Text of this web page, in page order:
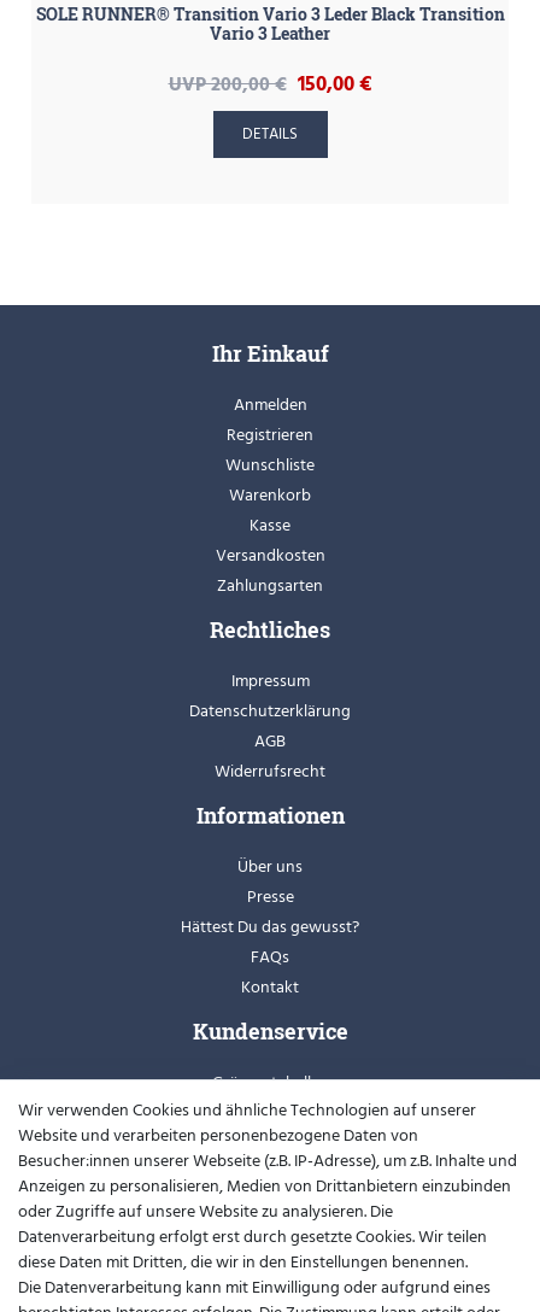
SOLE RUNNER® Transition Vario 3 Leder Black Transition
Vario 3 Leather
UVP 200,00 € 150,00 €
DETAILS
Ihr Einkauf
Anmelden
Registrieren
Wunschliste
Warenkorb
Kasse
Versandkosten
Zahlungsarten
Rechtliches
Impressum
Datenschutzerklärung
AGB
Widerrufsrecht
Informationen
Über uns
Presse
Hättest Du das gewusst?
FAQs
Kontakt
Kundenservice
Grössentabellen
Retoure
Schuhweiten
Youtube
Widerrufsformular
Kontakt
Wir verwenden Cookies und ähnliche Technologien auf unserer
Website und verarbeiten personenbezogene Daten von
Besucher:innen unserer Webseite (z.B. IP-Adresse), um z.B. Inhalte und
Anzeigen zu personalisieren, Medien von Drittanbietern einzubinden
oder Zugriffe auf unsere Website zu analysieren. Die
Datenverarbeitung erfolgt erst durch gesetzte Cookies. Wir teilen
diese Daten mit Dritten, die wir in den Einstellungen benennen.
Die Datenverarbeitung kann mit Einwilligung oder aufgrund eines